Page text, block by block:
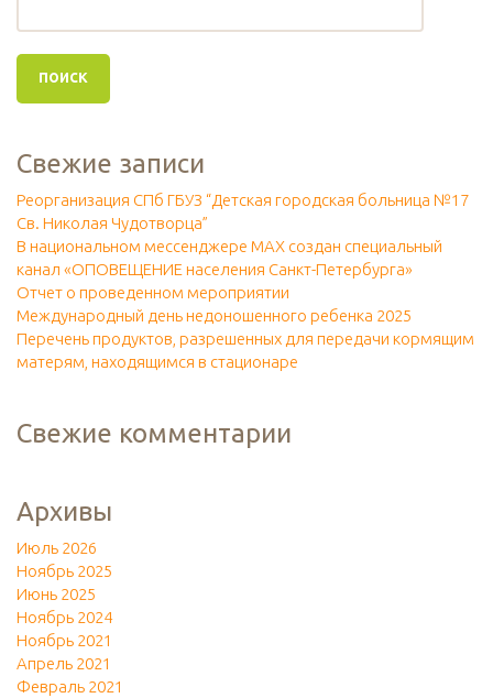
Свежие записи
Реорганизация СПб ГБУЗ “Детская городская больница №17
Св. Николая Чудотворца”
В национальном мессенджере МАХ создан специальный
канал «ОПОВЕЩЕНИЕ населения Санкт-Петербурга»
Отчет о проведенном мероприятии
Международный день недоношенного ребенка 2025
Перечень продуктов, разрешенных для передачи кормящим
матерям, находящимся в стационаре
Свежие комментарии
Архивы
Июль 2026
Ноябрь 2025
Июнь 2025
Ноябрь 2024
Ноябрь 2021
Апрель 2021
Февраль 2021